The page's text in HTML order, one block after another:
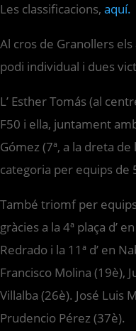
Les classificacions, aquí.
Al cros de Granollers
podi individual i dues
L’ Esther Tomás (al
F50 i ella, juntament
Gómez (7ª, a la dreta de
categoria per equips de
També triomf per
gràcies a la 4ª plaça d’
Redrado i la 11ª d’ en
Francisco Molina (19è),
Villalba (26è). José Luis
Prudencio Pérez (37è).